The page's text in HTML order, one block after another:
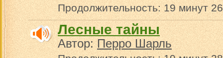
Продолжительность: 19 минут
Лесные тайны
Автор:Перро Шарль